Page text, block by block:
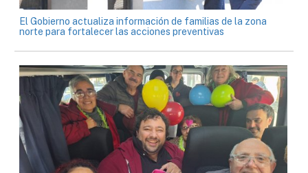
El Gobierno actualiza información de familias de la zona
norte para fortalecer las acciones preventivas